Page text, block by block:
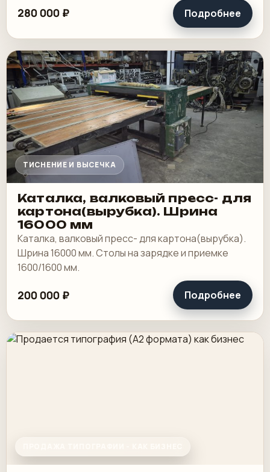
280 000 ₽ Подробнее
ТИСНЕНИЕ И ВЫСЕЧКА
Каталка, валковый пресс- для
картона(вырубка). Шрина
16000 мм
Каталка, валковый пресс- для картона(вырубка).
Шрина 16000 мм. Столы на зарядке и приемке
1600/1600 мм.
200 000 ₽ Подробнее